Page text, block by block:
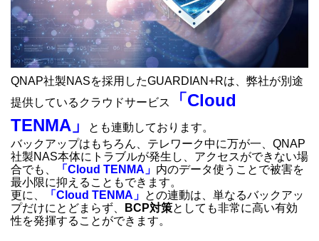
QNAP社製NASを採用したGUARDIAN+Rは、弊社が別途
提供しているクラウドサービス
「Cloud
TENMA」
とも連動しております。
バックアップはもちろん、テレワーク中に万が一、QNAP
社製NAS本体にトラブルが発生し、アクセスができない場
合でも、
「Cloud TENMA」 内のデータ使うことで被害を
最小限に抑えることもできます。
更に、
「Cloud TENMA」 との連動は、単なるバックアッ
プだけにとどまらず、
BCP対策としても非常に高い有効
性を発揮することができます。